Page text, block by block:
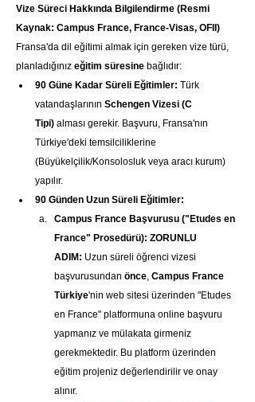
Vize Süreci Hakkında Bilgilendirme (Resmi
Kaynak: Campus France, France-Visas, OFII)
Fransa'da dil eğitimi almak için gereken vize türü,
planladığınız eğitim süresine bağlıdır:
90 Güne Kadar Süreli Eğitimler: Türk
vatandaşlarının Schengen Vizesi (C
Tipi) alması gerekir. Başvuru, Fransa'nın
Türkiye'deki temsilciliklerine
(Büyükelçilik/Konsolosluk veya aracı kurum)
yapılır.
90 Günden Uzun Süreli Eğitimler:
Campus France Başvurusu ("Etudes en
France" Prosedürü): ZORUNLU
ADIM: Uzun süreli öğrenci vizesi
başvurusundan önce, Campus France
Türkiye'nin web sitesi üzerinden "Etudes
en France" platformuna online başvuru
yapmanız ve mülakata girmeniz
gerekmektedir. Bu platform üzerinden
eğitim projeniz değerlendirilir ve onay
alınır.